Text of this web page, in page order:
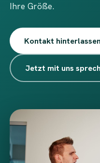
Ihre Größe.
Kontakt
Jetzt mit uns